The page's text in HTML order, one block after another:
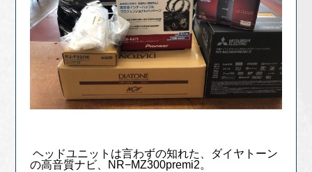
ヘッドユニットは言わずの知れた、ダイヤトーン
の高音質ナビ、NR−MZ300premi2。